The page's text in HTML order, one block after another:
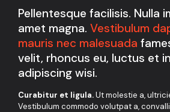
Pellentesque facilisis. Nulla
amet magna. Vestibulum
mauris nec malesuada
velit, rhoncus eu, luctus et
adipiscing wisi.
Curabitur et ligula.Ut molestie a,
Vestibulum commodo volutpat a,